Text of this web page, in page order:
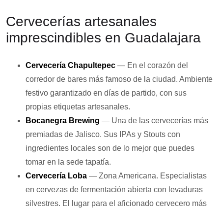
Cervecerías artesanales
imprescindibles en Guadalajara
Cervecería Chapultepec — En el corazón del
corredor de bares más famoso de la ciudad. Ambiente
festivo garantizado en días de partido, con sus
propias etiquetas artesanales.
Bocanegra Brewing — Una de las cervecerías más
premiadas de Jalisco. Sus IPAs y Stouts con
ingredientes locales son de lo mejor que puedes
tomar en la sede tapatía.
Cervecería Loba — Zona Americana. Especialistas
en cervezas de fermentación abierta con levaduras
silvestres. El lugar para el aficionado cervecero más